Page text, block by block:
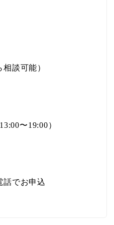
談可能）
13:00〜19:00）
話でお申込